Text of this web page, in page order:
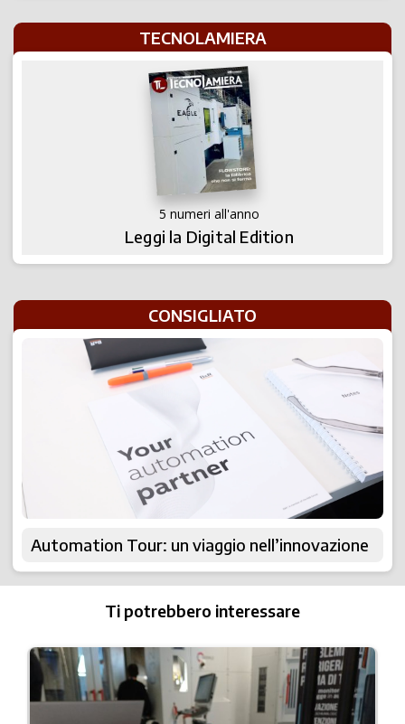
TECNOLAMIERA
5 numeri all'anno
Leggi la Digital Edition
CONSIGLIATO
Automation Tour: un viaggio nell’innovazione
Ti potrebbero interessare